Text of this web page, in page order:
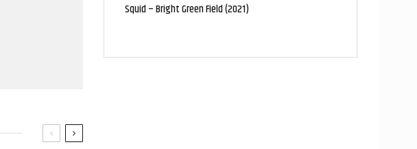
Squid – Bright Green Field (2021)